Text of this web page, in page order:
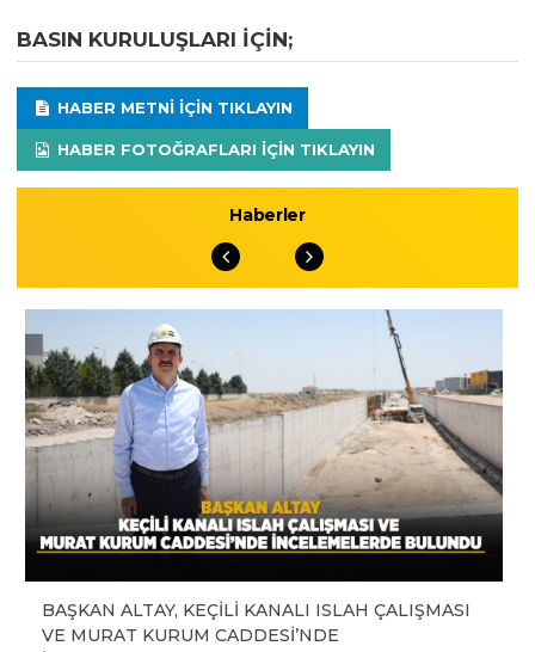
BASIN KURULUŞLARI IÇIN;
HABER METNI IÇIN TIKLAYIN
HABER FOTOĞRAFLARI IÇIN TIKLAYIN
Haberler
BAŞKAN ALTAY, KEÇİLİ KANALI ISLAH ÇALIŞMASI
VE MURAT KURUM CADDESİ’NDE